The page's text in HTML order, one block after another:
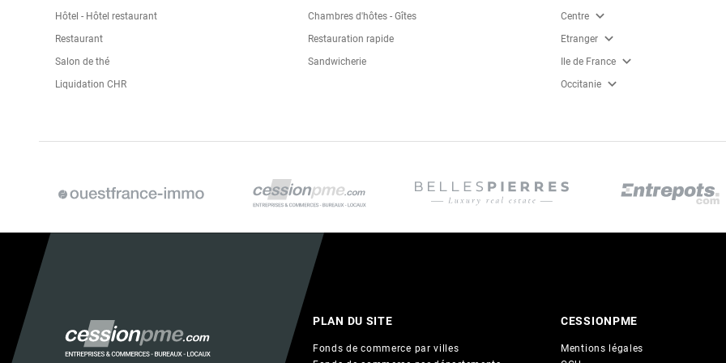
Hôtel - Hôtel restaurant
Chambres d'hôtes - Gîtes
Restaurant
Restauration rapide
Salon de thé
Sandwicherie
Liquidation CHR
Centre expand_more
Etranger expand_more
Ile de France expand_more
Occitanie expand_more
PLAN DU SITE
Fonds de commerce par villes
CESSIONPME
Mentions légales